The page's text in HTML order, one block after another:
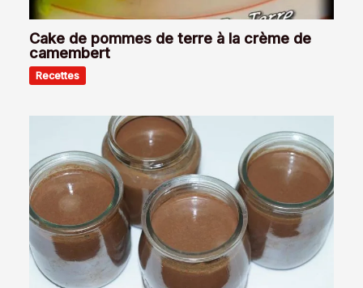
Cake de pommes de terre à la crème de
camembert
Recettes